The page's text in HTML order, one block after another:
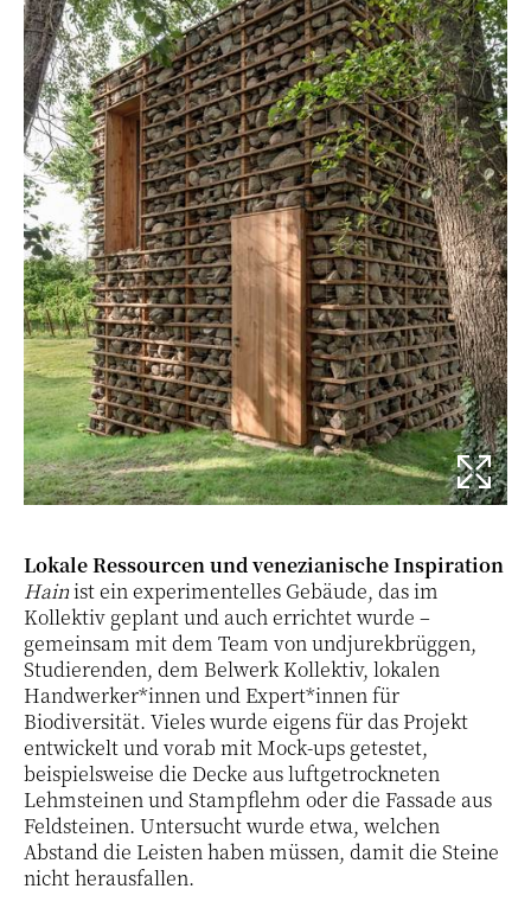
Lokale Ressourcen und venezianische Inspiration
Hainist ein experimentelles Gebäude, das im
Kollektiv geplant und auch errichtet wurde –
gemeinsam mit dem Team von undjurekbrüggen,
Studierenden, dem Belwerk Kollektiv, lokalen
Handwerker*innen und Expert*innen für
Biodiversität. Vieles wurde eigens für das Projekt
entwickelt und vorab mit Mock-ups getestet,
beispielsweise die Decke aus luftgetrockneten
Lehmsteinen und Stampflehm oder die Fassade aus
Feldsteinen. Untersucht wurde etwa, welchen
Abstand die Leisten haben müssen, damit die Steine
nicht herausfallen.